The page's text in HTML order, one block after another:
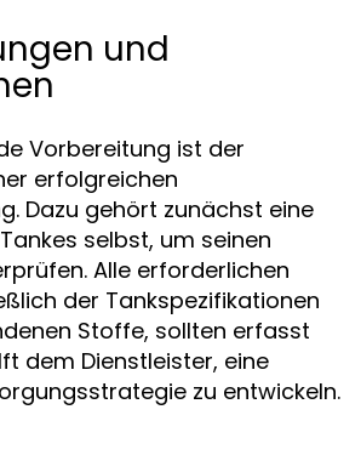
und
Vorbereitung ist der
erfolgreichen
Dazu gehört zunächst eine
selbst, um seinen
Alle erforderlichen
der Tankspezifikationen
Stoffe, sollten erfasst
dem Dienstleister, eine
zu entwickeln.